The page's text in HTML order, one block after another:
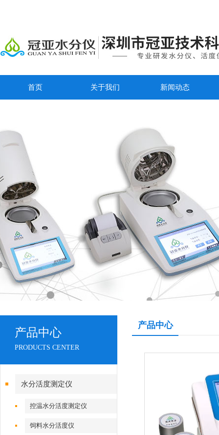
首页 关于我们 新闻动态
产品中心
PRODUCTS CENTER
水分活度测定仪
控温水分活度测定仪
饲料水分活度仪
产品中心